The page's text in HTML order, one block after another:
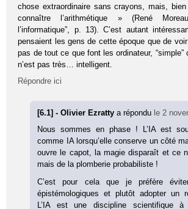
chose extraordinaire sans crayons, mais,
connaître l’arithmétique » (René
l’informatique”, p. 13). C’est autant
pensaient les gens de cette époque que de voir
pas de tout ce que font les ordinateur,
n’est pas très… intelligent.
Répondre ici
[6.1] - Olivier Ezrattya répondu le 2
Nous sommes en phase ! L’IA est
comme IA lorsqu’elle conserve un côté
ouvre le capot, la magie disparaît et ce
mais de la plomberie probabiliste !
C’est pour cela que je préfère
épistémologiques et plutôt adopter un
L’IA est une discipline scientifique